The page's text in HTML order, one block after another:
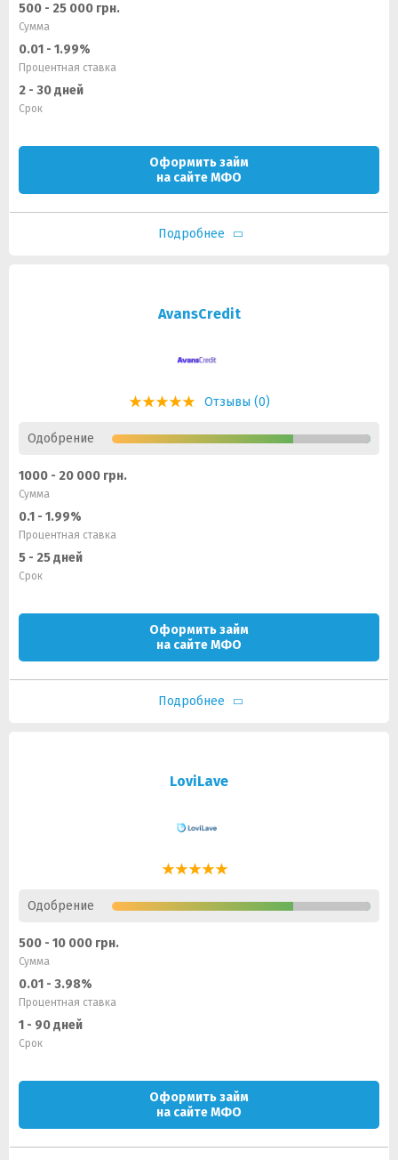
500 - 25 000 грн.
Сумма
0.01 - 1.99%
Процентная ставка
2 - 30 дней
Срок
Оформить займ
на сайте МФО
Подробнее
AvansCredit
Отзывы (0)
Одобрение
1000 - 20 000 грн.
Сумма
0.1 - 1.99%
Процентная ставка
5 - 25 дней
Срок
Оформить займ
на сайте МФО
Подробнее
LoviLave
Одобрение
500 - 10 000 грн.
Сумма
0.01 - 3.98%
Процентная ставка
1 - 90 дней
Срок
Оформить займ
на сайте МФО